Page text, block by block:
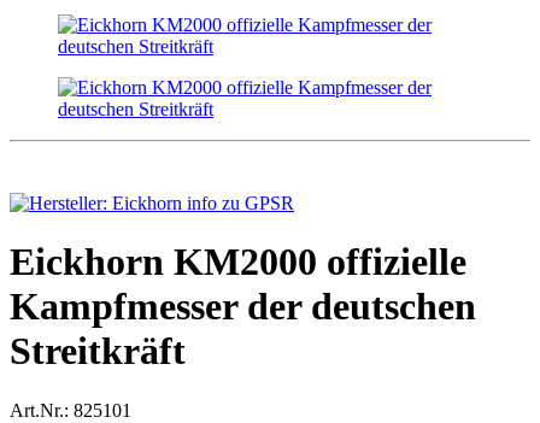
Eickhorn KM2000 offizielle
Kampfmesser der deutschen
Streitkräft
Art.Nr.: 825101